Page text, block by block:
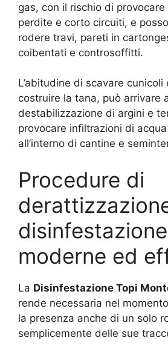
gas, con il rischio di provocare
perdite e corto circuiti, e
rodere travi, pareti in
coibentati e controsoffitti.
L’abitudine di scavare cunicoli
costruire la tana, può arrivare
destabilizzazione di argini e
provocare infiltrazioni di
all’interno di cantine e
Procedure di
disinfestazione
moderne ed
La Disinfestazione Topi
rende necessaria nel
la presenza anche di un solo
semplicemente delle sue